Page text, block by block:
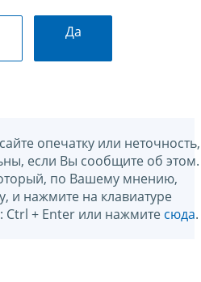
Да
опечатку или неточность,
если Вы сообщите об этом.
по Вашему мнению,
и нажмите на клавиатуре
+ Enter или нажмите сюда.